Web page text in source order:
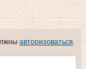
авторизоваться.